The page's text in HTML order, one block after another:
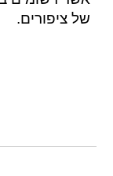
של ציפורים.